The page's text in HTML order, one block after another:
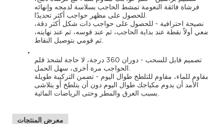
فرشاة فائقة النعومة تمشط الحاجب بسلاسة لدمجه وإنهائه
نصيحة احترافية - للحصول على حواجب ذات شكل أكثر دقة،
ضعي أولاً نقطة عند بداية الحاجب، ثم عند قوسه، ثم عند نهايته،
ثم قومي بتوصيل النقاط.
تصميم قابل للسحب - دوران 360 درجة، لا حاجة لشحذ قلم
مقاوم للماء، مقاوم للتلطخ طوال اليوم - تضمن التركيبة طويلة
الأمد أن يدوم مكياجك طوال اليوم دون أن يتلطخ أو يتلاشى
معرض المنتجات